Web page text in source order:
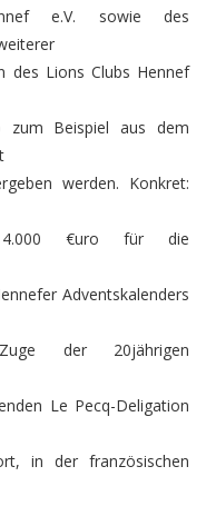
e.V. sowie des
des Lions Clubs Hennef
zum Beispiel aus dem
werden. Konkret:
4.000 €uro für die
Adventskalenders
der 20jährigen
Le Pecq-Deligation
in der französischen